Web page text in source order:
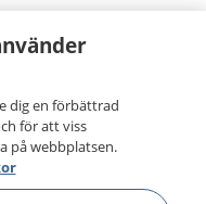
dig en förbättrad
för att viss
på webbplatsen.